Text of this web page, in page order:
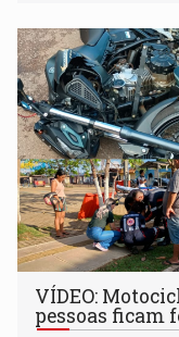
milhões
VÍDEO:
pessoas ficam